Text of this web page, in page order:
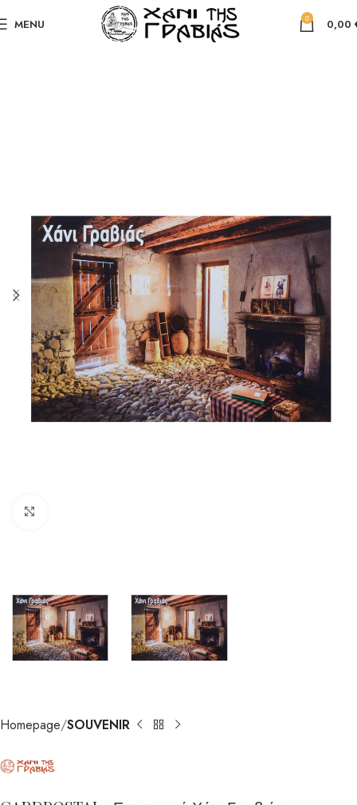
MENU 0 0,00
Homepage SOUVENIR